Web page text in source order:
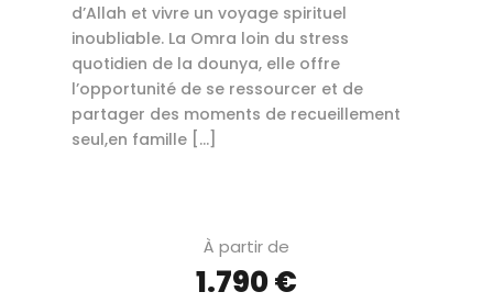
d’Allah et vivre un voyage spirituel
inoubliable. La Omra loin du stress
quotidien de la dounya, elle offre
l’opportunité de se ressourcer et de
partager des moments de recueillement
seul,en famille […]
À partir de
1.790 €